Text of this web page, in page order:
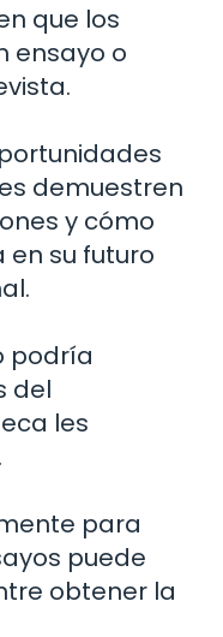
que los
ensayo o
demuestren
y cómo
en su futuro
podría
del
les
para
puede
obtener la